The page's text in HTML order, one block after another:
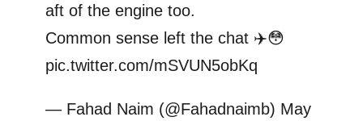
aft of the engine too.
Common sense left the chat ✈️😳
pic.twitter.com/mSVUN5obKq
— Fahad Naim (@Fahadnaimb) May